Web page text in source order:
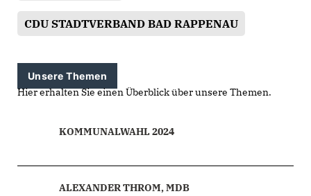
CDU STADTVERBAND BAD RAPPENAU
Unsere Themen
Hier erhalten Sie einen Überblick über unsere Themen.
KOMMUNALWAHL 2024
ALEXANDER THROM, MDB